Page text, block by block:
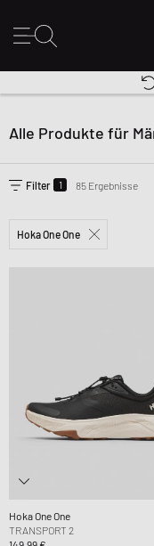
Alle Produkte für
Filter 1 85 Ergebnisse
Hoka One One
Hoka One One
TRANSPORT 2